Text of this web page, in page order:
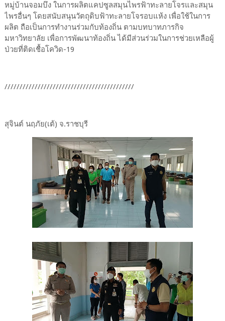
หมู่บ้านจอมบึง ในการผลิตแคปซูลสมุนไพรฟ้าทะลายโจรและสมุน
ไพรอื่นๆ โดยสนับสนุนวัตถุดิบฟ้าทะลายโจรอบแห้ง เพื่อใช้ในการ
ผลิต ถือเป็นการทำงานร่วมกับท้องถิ่น ตามบทบาทภารกิจ
มหาวิทยาลัย เพื่อการพัฒนาท้องถิ่น ได้มีส่วนร่วมในการช่วยเหลือผู้
ป่วยที่ติดเชื้อโควิด-19
///////////////////////////////////////////
สุจินต์ นฤภัย(เต้) จ.ราชบุรี